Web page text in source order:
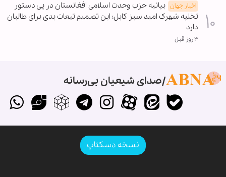
اخبار جهان بیانیه حزب وحدت اسلامی افغانستان در پی دستور
تخلیه شهرک امید سبز کابل؛ این تصمیم تبعات بدی برای طالبان
دارد
۳ روز قبل
صدای شیعیان بی‌رسانه
نسخه دسکتاپ